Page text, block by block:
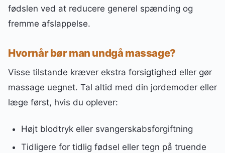
fødslen ved at reducere generel spænding og
fremme afslappelse.
Hvornår bør man undgå massage?
Visse tilstande kræver ekstra forsigtighed eller gør
massage uegnet. Tal altid med din jordemoder eller
læge først, hvis du oplever:
Højt blodtryk eller svangerskabsforgiftning
Tidligere for tidlig fødsel eller tegn på truende